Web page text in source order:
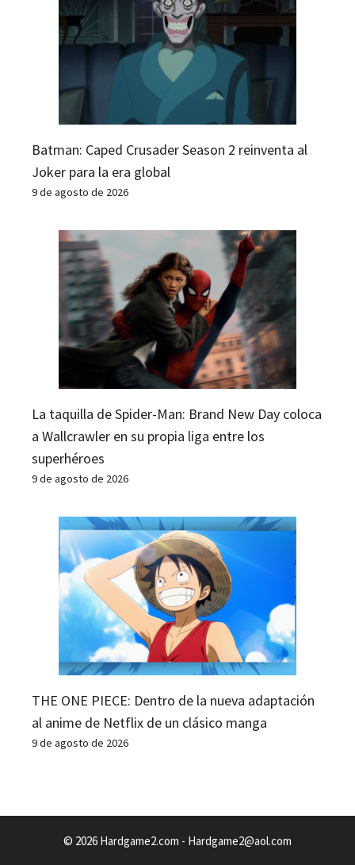
Batman: Caped Crusader Season 2 reinventa al
Joker para la era global
9 de agosto de 2026
La taquilla de Spider-Man: Brand New Day coloca
a Wallcrawler en su propia liga entre los
superhéroes
9 de agosto de 2026
THE ONE PIECE: Dentro de la nueva adaptación
al anime de Netflix de un clásico manga
9 de agosto de 2026
© 2026 Hardgame2.com - Hardgame2@aol.com